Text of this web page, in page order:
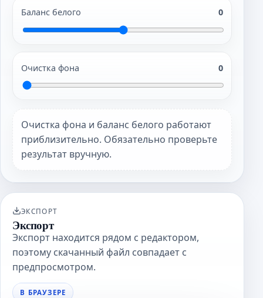
Баланс белого 0
Очистка фона 0
Очистка фона и баланс белого работают
приблизительно. Обязательно проверьте
результат вручную.
ЭКСПОРТ
Экспорт
Экспорт находится рядом с редактором,
поэтому скачанный файл совпадает с
предпросмотром.
В БРАУЗЕРЕ